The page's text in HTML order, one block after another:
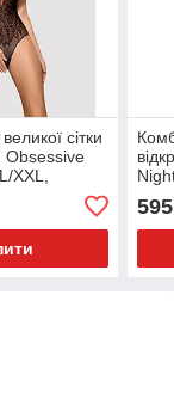
великої сітки
XXL,
595